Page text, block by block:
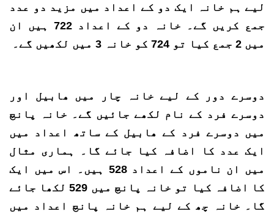
لیے ہم خانہ ایک دو کے اعداد میں مزید دو عدد
جمع کریں گے۔ خانہ دو کے اعداد 722 ہیں ان
میں 2 جمع کیا تو 724 کو خانہ 3 میں لکھیں گے۔
دوسرے دور کے لیے خانہ چار میں ھابیل اور
دوسرے فرد کے نام لکھے جائیں گے۔ خانہ پانچ
میں دوسرے فرد کے ھابیل کے ساتھ اعداد میں
ایک عدد کا اضافہ کیا جائے گا۔ ہماری مثال
میں ان ناموں کے اعداد 528 ہیں۔ اس میں ایک
کا اضافہ کیا تو خانہ پانچ میں 529 لکھا جائے
گا۔ خانہ چھ کے لیے ہم خانہ پانچ اعداد میں